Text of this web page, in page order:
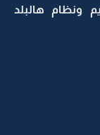
هالبلد